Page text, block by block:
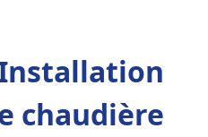
chaudière